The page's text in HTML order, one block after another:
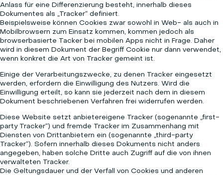
Anlass für eine Differenzierung besteht, innerhalb dieses
Dokumentes als „Tracker“ definiert.
Beispielsweise können Cookies zwar sowohl in Web- als auch in
Mobilbrowsern zum Einsatz kommen, kommen jedoch als
browserbasierte Tacker bei mobilen Apps nicht in Frage. Daher
wird in diesem Dokument der Begriff Cookie nur dann verwendet,
wenn konkret die Art von Tracker gemeint ist.
Einige der Verarbeitungszwecke, zu denen Tracker eingesetzt
werden, erfordern die Einwilligung des Nutzers. Wird die
Einwilligung erteilt, so kann sie jederzeit nach dem in diesem
Dokument beschriebenen Verfahren frei widerrufen werden.
Diese Website setzt anbietereigene Tracker (sogenannte „first-
party Tracker“) und fremde Tracker im Zusammenhang mit
Diensten von Drittanbietern ein (sogenannte „third-party
Tracker“). Sofern innerhalb dieses Dokuments nicht anders
angegeben, haben solche Dritte auch Zugriff auf die von ihnen
verwalteten Tracker.
Die Geltungsdauer und der Verfall von Cookies und anderen